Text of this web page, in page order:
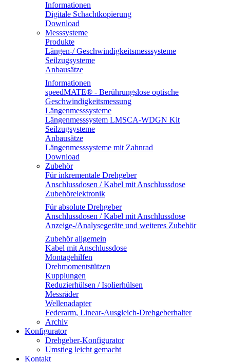
Informationen
Digitale Schachtkopierung
Download
Messsysteme
Produkte
Längen-/ Geschwindigkeitsmesssysteme
Seilzugsysteme
Anbausätze
Informationen
speedMATE® - Berührungslose optische
Geschwindigkeitsmessung
Längenmesssysteme
Längenmesssystem LMSCA-WDGN Kit
Seilzugsysteme
Anbausätze
Längenmesssysteme mit Zahnrad
Download
Zubehör
Für inkrementale Drehgeber
Anschlussdosen / Kabel mit Anschlussdose
Zubehörelektronik
Für absolute Drehgeber
Anschlussdosen / Kabel mit Anschlussdose
Anzeige-/Analysegeräte und weiteres Zubehör
Zubehör allgemein
Kabel mit Anschlussdose
Montagehilfen
Drehmomentstützen
Kupplungen
Reduzierhülsen / Isolierhülsen
Messräder
Wellenadapter
Federarm, Linear-Ausgleich-Drehgeberhalter
Archiv
Konfigurator
Drehgeber-Konfigurator
Umstieg leicht gemacht
Kontakt